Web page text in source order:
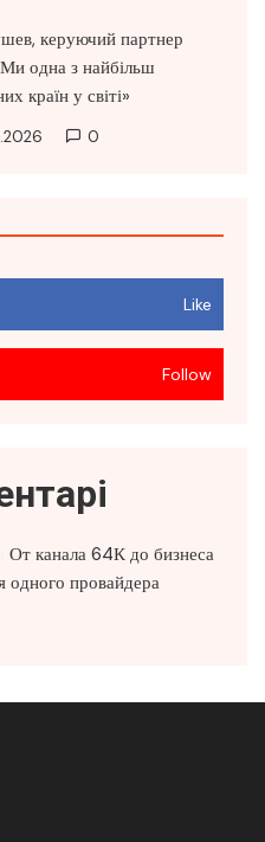
керуючий партнер
одна з найбільш
країн у світі»
0
Like
Follow
От канала 64К до бизнеса
провайдера